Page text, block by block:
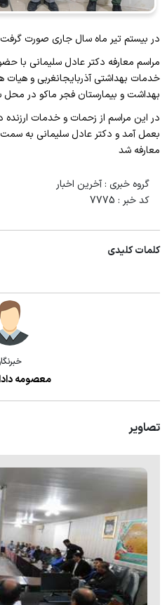
در بیستم تیر ماه سال جاری صورت
مراسم معارفه دکتر عادل سلیمانی با
خدمات بهداشتی آذربایجانغربی و هیات
بهداشت و بیمارستان فجر ماکو در محل
در این مراسم از زحمات و خدمات
بعمل آمد و دکتر عادل سلیمانی به
معارفه شد
گروه خبری : آخرین اخبار
کد خبر : 7775
کلمات کلیدی
معصومه
تصاویر